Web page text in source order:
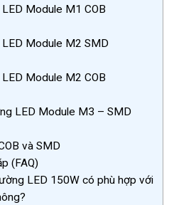
Module M1 COB
Module M2 SMD
Module M2 COB
LED Module M3 – SMD
và SMD
(FAQ)
LED 150W có phù hợp với